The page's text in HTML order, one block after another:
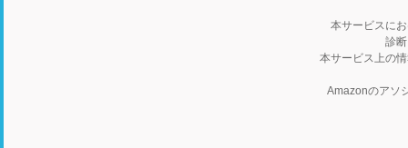
本サービスに
診
本サービス上の
Amazonのアソ